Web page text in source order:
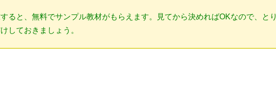
ると、無料でサンプル教材がもらえます。見てから決めればOKなので、とり
しておきましょう。